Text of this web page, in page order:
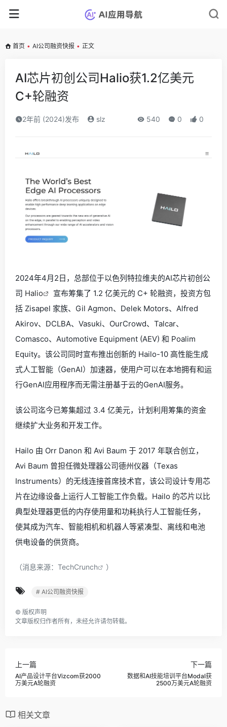
首页 • AI公司融资快报 • 正文
AI芯片初创公司Halio获1.2亿美元
C+轮融资
2年前 (2024)发布 slz 540 0 0
2024年4月2日，总部位于以色列特拉维夫的AI芯片初创公
司 Halio
宣布筹集了 1.2 亿美元的 C+ 轮融资，投资方包
括 Zisapel 家族、Gil Agmon、Delek Motors、Alfred
Akirov、DCLBA、Vasuki、OurCrowd、Talcar、
Comasco、Automotive Equipment (AEV) 和 Poalim
Equity。该公司同时宣布推出创新的 Hailo-10 高性能生成
式人工智能（GenAI）加速器，使用户可以在本地拥有和运
行GenAI应用程序而无需注册基于云的GenAI服务。
该公司迄今已筹集超过 3.4 亿美元，计划利用筹集的资金
继续扩大业务和开发工作。
Hailo 由 Orr Danon 和 Avi Baum 于 2017 年联合创立，
Avi Baum 曾担任微处理器公司德州仪器（Texas
Instruments）的无线连接首席技术官，该公司设计专用芯
片在边缘设备上运行人工智能工作负载。Hailo 的芯片以比
典型处理器更低的内存使用量和功耗执行人工智能任务，
使其成为汽车、智能相机和机器人等紧凑型、离线和电池
供电设备的供货商。
（消息来源： TechCrunch ）
# AI公司融资快报
© 版权声明
文章版权归作者所有，未经允许请勿转载。
上一篇
AI产品设计平台Vizcom获2000
万美元A轮融资
下一篇
数据和AI技能培训平台Modal获
2500万美元A轮融资
相关文章